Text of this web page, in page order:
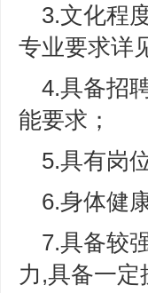
3.文化程
专业要求详
4.具备招
能要求；
5.具有岗
6.身体健
7.具备较
力,具备一